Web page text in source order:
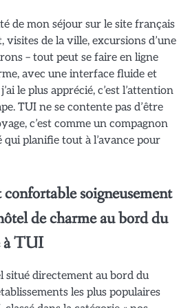
de mon séjour sur le site français
visites de la ville, excursions d’une
– tout peut se faire en ligne
avec une interface fluide et
le plus apprécié, c’est l’attention
TUI ne se contente pas d’être
c’est comme un compagnon
planifie tout à l’avance pour
soigneusement
de charme au bord du
à TUI
situé directement au bord du
les plus populaires